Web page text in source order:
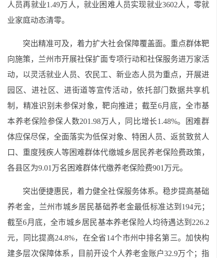
人员再就业1.49万人，就业困难人员实现就业3602人，零就
业家庭动态清零。
突出精准可及，着力扩大社会保障覆盖面。重点群体靶
向施策，兰州市开展社保扩面专项行动和社保服务进万家活
动，以灵活就业人员、农民工、新业态人员为重点，开展进
园区、进社区、进街道等宣传活动，依托部门数据共享机
制，精准识别未参保对象，靶向推进；截至6月底，全市基
本养老保险参保人数201.98万人，同比增长1.48%。困难群
体应保尽保，全面落实为低保对象、特困人员、返贫致贫人
口、重度残疾人等困难群体代缴城乡居民养老保险费政策，
各县区为9.01万名困难群体代缴养老保险费901万元。
突出便捷惠民，着力健全社保服务体系。稳步提高基础
养老金，兰州市城乡居民基础养老金最低标准达到194元；
截至6月底，全市城乡居民基本养老保险人均待遇达到226.2
元，同比提高24.8%，在全省14个市州中排名第三。加快构
建多层次保障体系，目前开设个人养老金账户32.9万个；指